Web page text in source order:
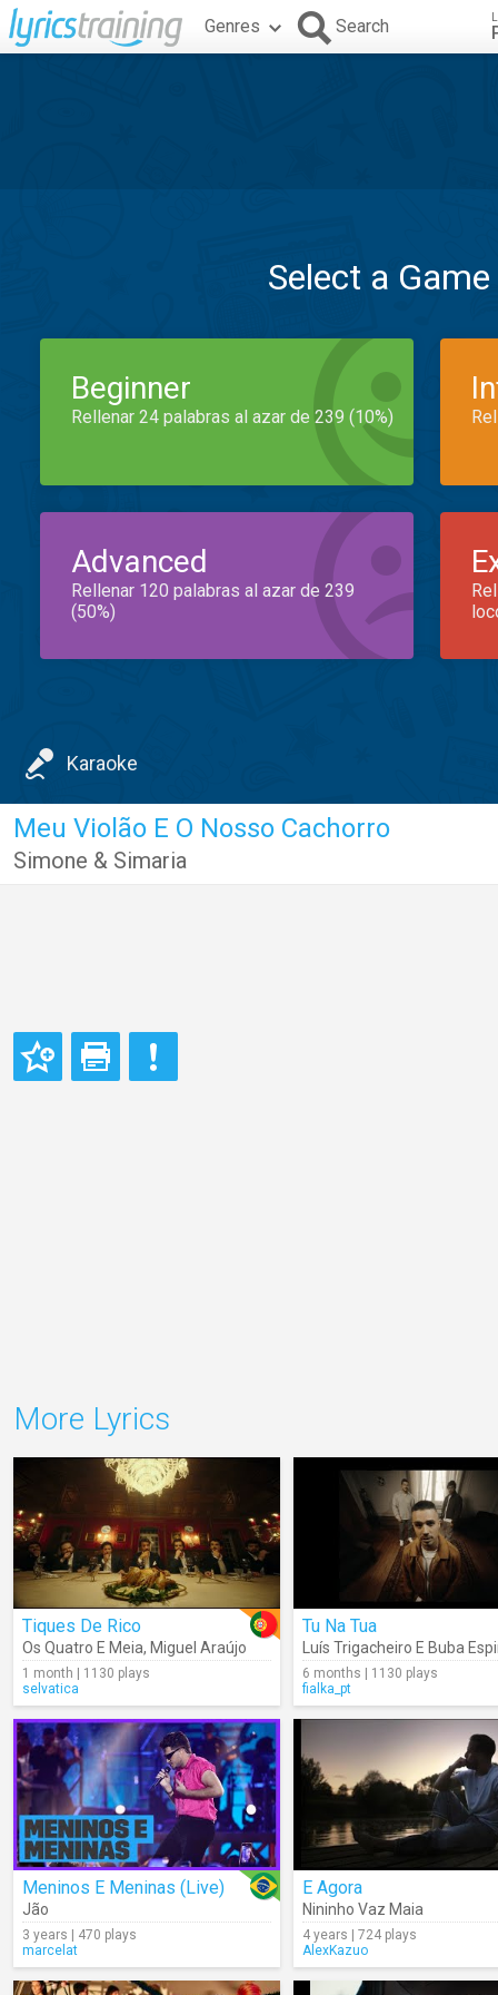
Genres Search
Select a
Beginner
Rellenar 24 palabras al azar de 239 (10%)
Advanced
Rellenar 120 palabras al azar de 239
(50%)
Karaoke
Meu Violão E O Nosso Cachorro
Simone & Simaria
More Lyrics
Tiques De Rico
Os Quatro E Meia, Miguel Araújo
1 month | 1130 plays
selvatica
Tu Na Tua
Luís Trigacheiro E Buba
6 months | 1130 plays
fialka_pt
Meninos E Meninas (Live)
Jão
3 years | 470 plays
marcelat
E Agora
Nininho Vaz Maia
4 years | 724 plays
AlexKazuo